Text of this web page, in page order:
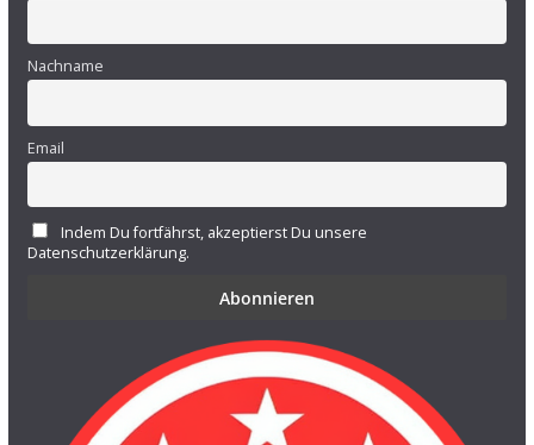
Nachname
Email
Indem Du fortfährst, akzeptierst Du unsere
Datenschutzerklärung.